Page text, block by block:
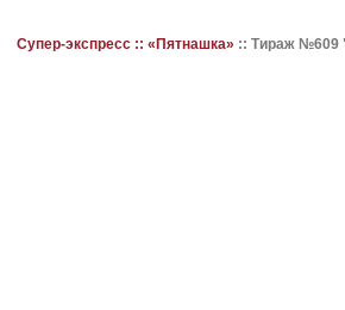
Супер-экспресс :: «Пятнашка» :: Тираж №609